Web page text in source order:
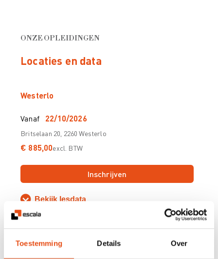
Toestemming Details Over
ONZE OPLEIDINGEN
Locaties en data
Westerlo
Vanaf 22/10/2026
Britselaan 20, 2260 Westerlo
€ 885,00excl. BTW
Inschrijven
Bekijk lesdata